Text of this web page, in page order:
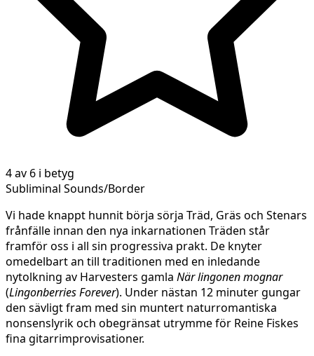
4 av 6 i betyg
Subliminal Sounds/Border
Vi hade knappt hunnit börja sörja Träd, Gräs och Stenars
frånfälle innan den nya inkarnationen Träden står
framför oss i all sin progressiva prakt. De knyter
omedelbart an till traditionen med en inledande
nytolkning av Harvesters gamla När lingonen mognar
(Lingonberries Forever). Under nästan 12 minuter gungar
den sävligt fram med sin muntert naturromantiska
nonsenslyrik och obegränsat utrymme för Reine Fiskes
fina gitarrimprovisationer.